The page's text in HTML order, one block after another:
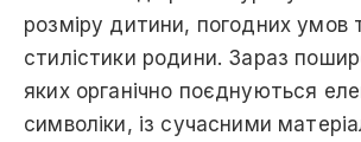
розміру дитини, погодних умов
стилістики родини. Зараз
яких органічно поєднуються
символіки, із сучасними